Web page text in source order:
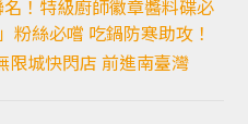
名！特級廚師徽章醬料碟必
粉絲必嚐 吃鍋防寒助攻！
限城快閃店 前進南臺灣